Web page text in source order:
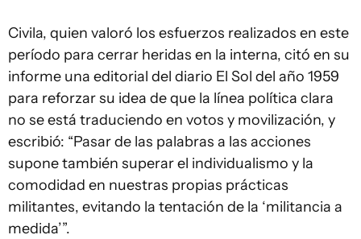
Civila, quien valoró los esfuerzos realizados en este
período para cerrar heridas en la interna, citó en su
informe una editorial del diario El Sol del año 1959
para reforzar su idea de que la línea política clara
no se está traduciendo en votos y movilización, y
escribió: “Pasar de las palabras a las acciones
supone también superar el individualismo y la
comodidad en nuestras propias prácticas
militantes, evitando la tentación de la ‘militancia a
medida’”.